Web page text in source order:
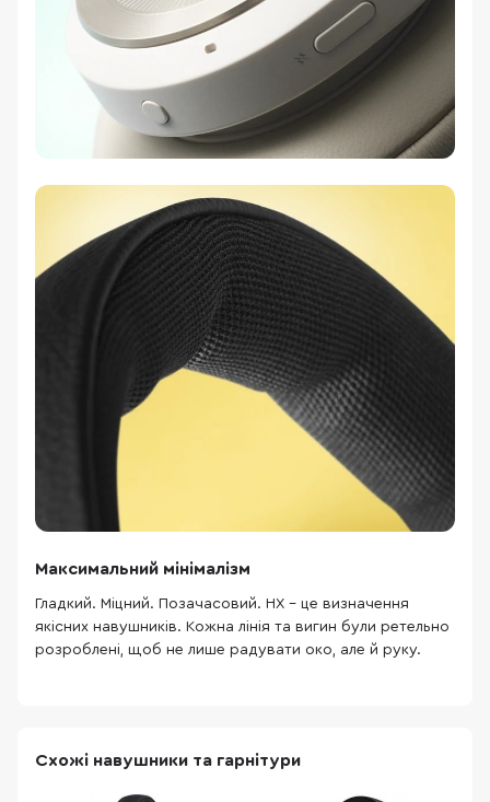
Максимальний мінімалізм
Гладкий. Міцний. Позачасовий. HX – це визначення
якісних навушників. Кожна лінія та вигин були ретельно
розроблені, щоб не лише радувати око, але й руку.
Схожі навушники та гарнітури